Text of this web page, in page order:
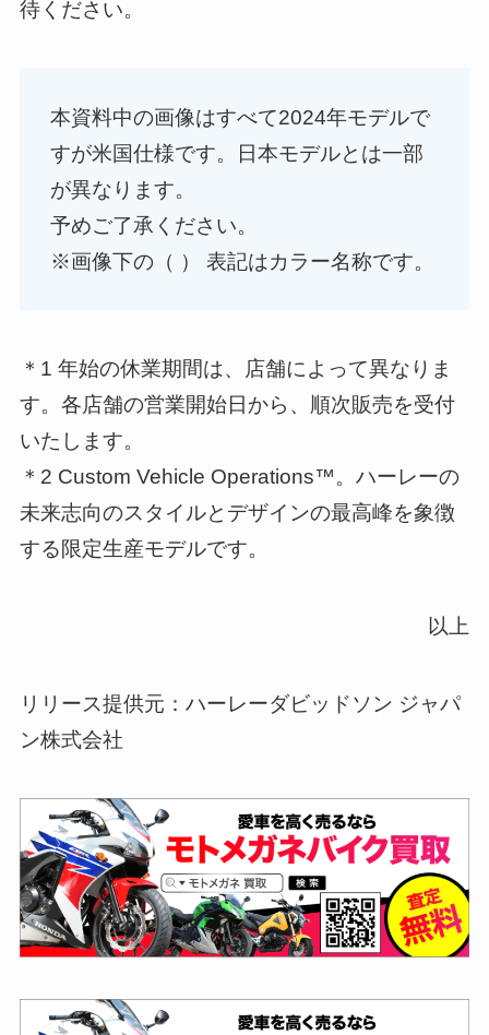
待ください。
本資料中の画像はすべて2024年モデルで
すが米国仕様です。日本モデルとは一部
が異なります。
予めご了承ください。
※画像下の（ ） 表記はカラー名称です。
＊1 年始の休業期間は、店舗によって異なりま
す。各店舗の営業開始日から、順次販売を受付
いたします。
＊2 Custom Vehicle Operations™。ハーレーの
未来志向のスタイルとデザインの最高峰を象徴
する限定生産モデルです。
以上
リリース提供元：ハーレーダビッドソン ジャパ
ン株式会社